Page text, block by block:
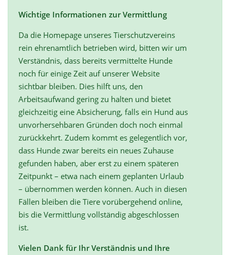
Wichtige Informationen zur Vermittlung
Da die Homepage unseres Tierschutzvereins
rein ehrenamtlich betrieben wird, bitten wir um
Verständnis, dass bereits vermittelte Hunde
noch für einige Zeit auf unserer Website
sichtbar bleiben. Dies hilft uns, den
Arbeitsaufwand gering zu halten und bietet
gleichzeitig eine Absicherung, falls ein Hund aus
unvorhersehbaren Gründen doch noch einmal
zurückkehrt. Zudem kommt es gelegentlich vor,
dass Hunde zwar bereits ein neues Zuhause
gefunden haben, aber erst zu einem späteren
Zeitpunkt – etwa nach einem geplanten Urlaub
– übernommen werden können. Auch in diesen
Fällen bleiben die Tiere vorübergehend online,
bis die Vermittlung vollständig abgeschlossen
ist.
Vielen Dank für Ihr Verständnis und Ihre